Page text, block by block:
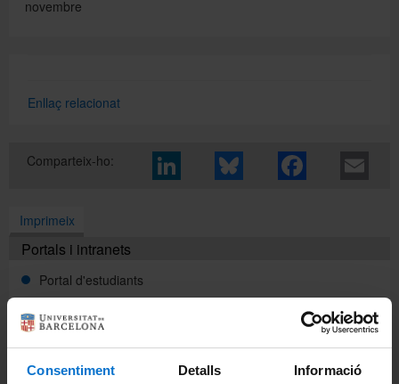
Consentiment Detalls Informació
novembre
Enllaç relacionat
Comparteix-ho:
Imprimeix
Portals i intranets
Portal d'estudiants
Intranet UB (PDI i PTGAS)